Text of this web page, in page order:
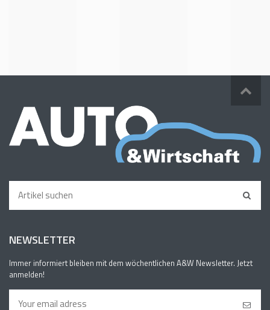
NEWSLETTER
Immer informiert bleiben mit dem wöchentlichen A&W Newsletter. Jetzt
anmelden!